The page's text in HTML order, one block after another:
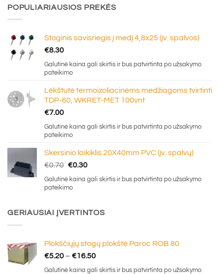
POPULIARIAUSIOS PREKĖS
Stoginis savisriegis į medį 4,8x25 (įv. spalvos)
€8.30
Galutinė kaina gali skirtis ir bus patvirtinta po užsakymo
pateikimo
Lėkštutė termoizoliacinėms medžiagoms tvirtinti
TDP-60, WKRET-MET 100vnt
€7.00
Galutinė kaina gali skirtis ir bus patvirtinta po užsakymo
pateikimo
Skersinio laikiklis 20X40mm PVC (įv. spalvų)
€0.70 Original
price
was:
€0.30Current
price
is:
Galutinė kaina gali skirtis ir bus patvirtinta po užsakymo
pateikimo
GERIAUSIAI ĮVERTINTOS
Plokščiųjų stogų plokštė Paroc ROB 80
€5.20 – €16.50Price
range:
Galutinė kaina gali skirtis ir bus patvirtinta po užsakymo